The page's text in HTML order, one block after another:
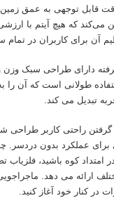
قابل توجهی به عمق زمین
که هیچ آیتم با
آن برای کاربران در
دارای طراحی سبک وزن
طولانی است که آن را
تبدیل می کند.
گرفتن راحتی کاربر
برای عملکرد بدون دردسر.
کوه باشید، فلزیاب
ارائه می دهد.
در کنار خود آغاز کنید.